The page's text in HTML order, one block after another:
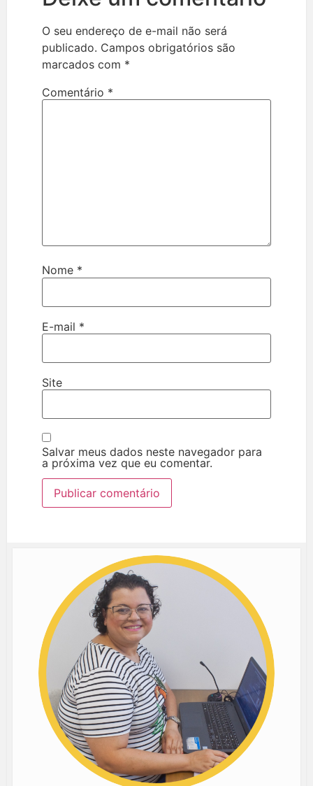
O seu endereço de e-mail não será
publicado. Campos obrigatórios são
marcados com *
Comentário *
Nome *
E-mail *
Site
Salvar meus dados neste navegador para
a próxima vez que eu comentar.